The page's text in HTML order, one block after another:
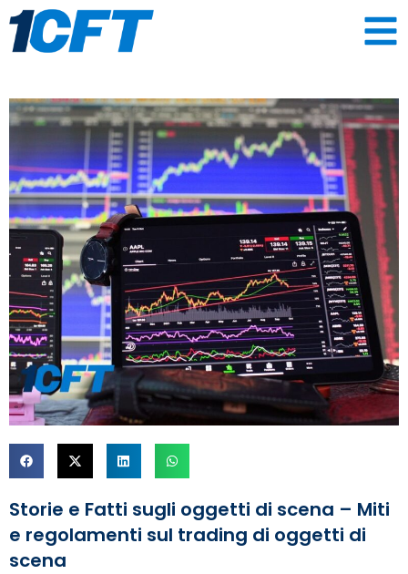
Storie e Fatti sugli oggetti di scena – Miti
e regolamenti sul trading di oggetti di
scena